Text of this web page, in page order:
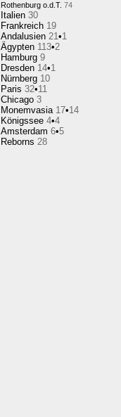
Rothenburg o.d.T. 74
Italien 30
Frankreich 19
Andalusien 21•1
Ägypten 113•2
Hamburg 9
Dresden 14•1
Nürnberg 10
Paris 32•11
Chicago 3
Monemvasia 17•14
Königssee 4•4
Amsterdam 6•5
Reborns 28